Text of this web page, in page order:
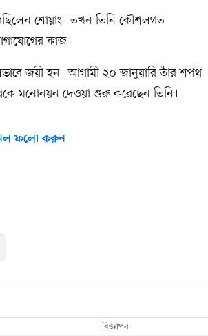
শোয়াং। তখন তিনি কৌশলগত
কাজ।
জয়ী হন। আগামী ২০ জানুয়ারি তাঁর শপথ
মনোনয়ন দেওয়া শুরু করেছেন তিনি।
ফলো করুন